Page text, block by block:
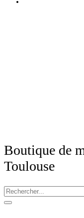
Boutique de
Toulouse